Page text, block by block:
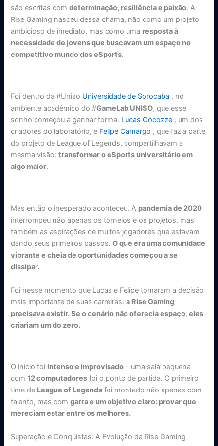
são escritas comdeterminação, resiliência e paixão. A
Rise Gaming nasceu dessa chama, não como um projeto
ambicioso de imediato, mas como uma resposta à
necessidade de jovens que buscavam um espaço no
competitivo mundo dos eSports.
Foi dentro da #Uniso Universidade de Sorocaba , no
ambiente acadêmico do #GameLab UNISO, que esse
sonho começou a ganhar forma. Lucas Cocozze , um dos
criadores do laboratório, e Felipe Camargo , que fazia parte
do projeto de League of Legends, compartilhavam a
mesma visão:transformar o eSports universitário em
algo maior.
Mas então o inesperado aconteceu. A pandemia de 2020
interrompeu não apenas os torneios e os projetos, mas
também as aspirações de muitos jogadores que estavam
dando seus primeiros passos.O que era uma comunidade
vibrante e cheia de oportunidades começou a se
dissipar.
Foi nesse momento que Lucas e Felipe tomaram a decisão
mais importante de suas carreiras:a Rise Gaming
precisava existir. Se o cenário não oferecia espaço, eles
criariam um do zero.
O início foi intenso e improvisado – uma sala pequena
com12 computadores foi o ponto de partida. O primeiro
time de League of Legends foi montado não apenas com
talento, mas comgarra e um objetivo claro: provar que
mereciam estar entre os melhores.
Superação e Conquistas: A Evolução da Rise Gaming